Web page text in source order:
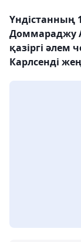
Үндістанның
Доммараджу
қазіргі
Карлсенді